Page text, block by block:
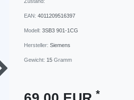
EAN: 4011209516397
Modell: 3SB3 901-1CG
Hersteller: Siemens
Gewicht: 15 Gramm
*